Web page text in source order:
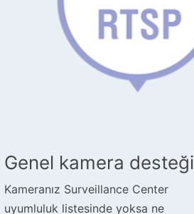
Genel kamera desteği
Kameranız Surveillance Center
uyumluluk listesinde yoksa ne